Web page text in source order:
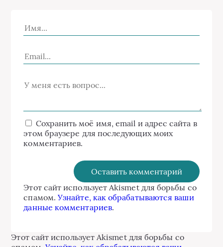
Сохранить моё имя, email и адрес сайта в
этом браузере для последующих моих
комментариев.
Этот сайт использует Akismet для борьбы со
спамом.Узнайте, как обрабатываются ваши
данные комментариев.
Этот сайт использует Akismet для борьбы со